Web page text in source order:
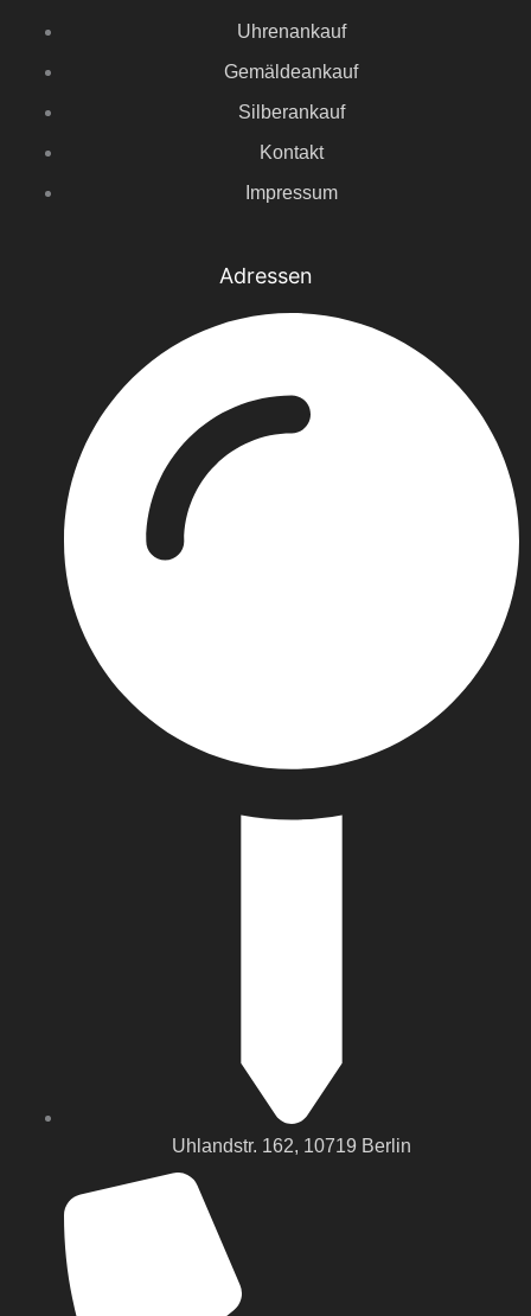
Uhrenankauf
Gemäldeankauf
Silberankauf
Kontakt
Impressum
Adressen
Uhlandstr. 162, 10719 Berlin